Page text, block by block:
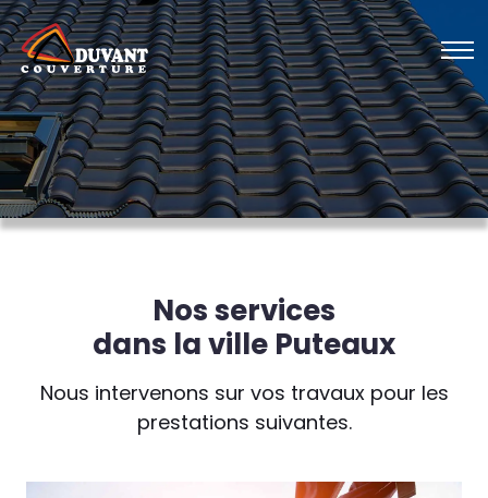
Nos services
dans la ville Puteaux
Nous intervenons sur vos travaux pour les
prestations suivantes.